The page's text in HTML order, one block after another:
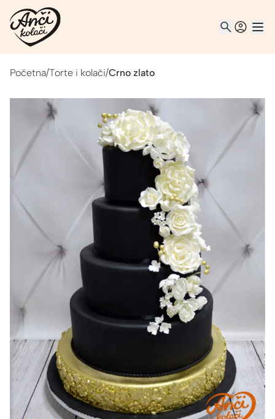
Početna/Torte i kolači/Crno zlato